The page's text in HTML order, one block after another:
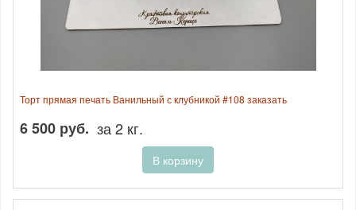
Торт прямая печать Ванильный с клубникой #108 заказать
6 500 руб. за 2 кг.
В корзину